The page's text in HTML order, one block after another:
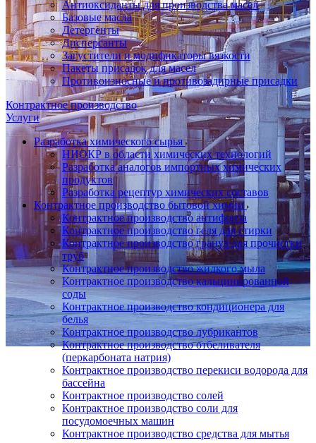
Антиоксиданты для производства масел
Базовые масла
Детергенты
Дисперсанты
Загустители и модификаторы вязкости
Пакеты присадок для масел
Противоизносные и противозадирные присадки
Контрактное производство
Услуги
Разработка химического сырья
НИОКР в области химических технологий
Разработка аналогов импортных химических
продуктов
Разработка рецептур химических составов
Контрактное производство бытовой химии
Контрактное производство антифриза
Контрактное производство геля для стирки
Контрактное производство гранул для прочистки
труб
Контрактное производство жидкого мыла
Контрактное производство кальцинированной
соды
Контрактное производство кондиционера для
белья
Контрактное производство лубрикантов
Контрактное производство отбеливателя
(перкарбоната натрия)
Контрактное производство перекиси водорода для
бассейна
Контрактное производство солей
Контрактное производство соли для
посудомоечных машин
Контрактное производство средства для мытья